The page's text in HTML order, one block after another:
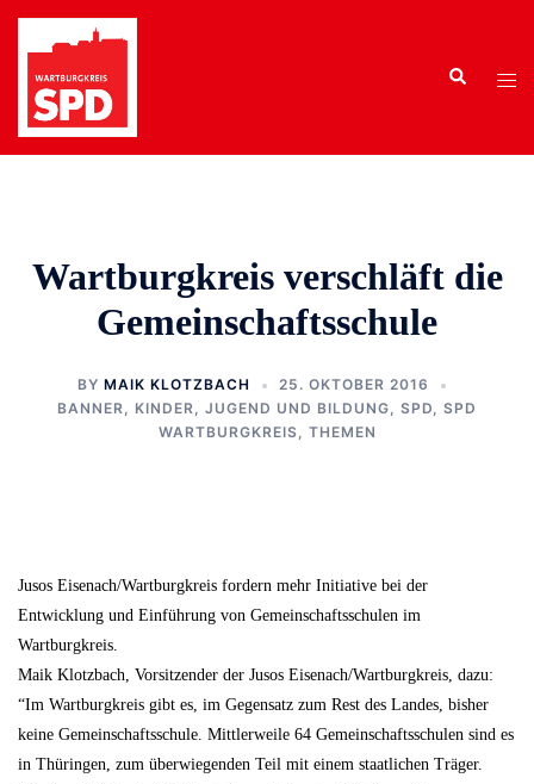
Zum
springen
Search
Wartburgkreis verschläft die
Gemeinschaftsschule
BY MAIK KLOTZBACH
25. OKTOBER 2016
BANNER, KINDER, JUGEND UND BILDUNG, SPD, SPD
WARTBURGKREIS, THEMEN
Jusos Eisenach/Wartburgkreis fordern mehr Initiative bei der
Entwicklung und Einführung von Gemeinschaftsschulen im
Wartburgkreis.
Maik Klotzbach, Vorsitzender der Jusos Eisenach/Wartburgkreis, dazu:
“Im Wartburgkreis gibt es, im Gegensatz zum Rest des Landes, bisher
keine Gemeinschaftsschule. Mittlerweile 64 Gemeinschaftsschulen sind es
in Thüringen, zum überwiegenden Teil mit einem staatlichen Träger.